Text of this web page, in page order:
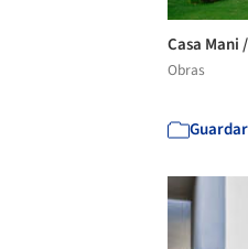
Casa Mani
Obras
Guardar